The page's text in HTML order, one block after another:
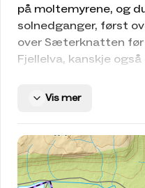
på moltemyrene, og
solnedganger, først
over Sæterknatten
Fjellelva, kanskje
Veslekrak.
kjøkken og to
tillegg er det 2
solcellepanel og
Vis mer